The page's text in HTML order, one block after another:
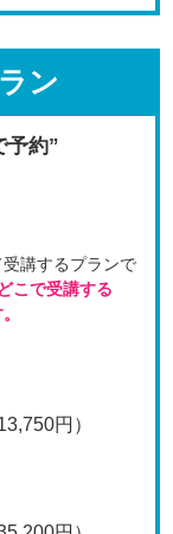
ン
予約”
講するプランで
どこで受講する
円）